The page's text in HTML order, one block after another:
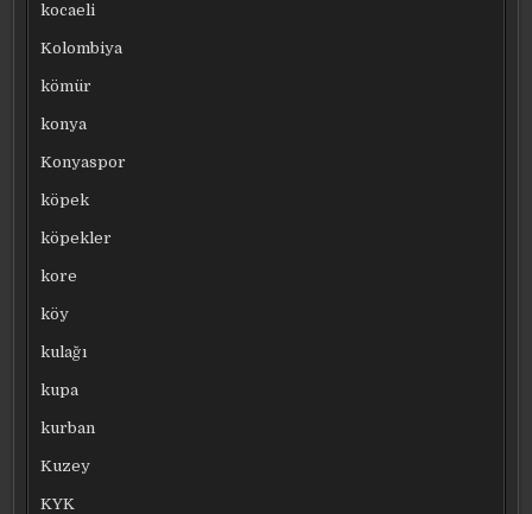
kocaeli
Kolombiya
kömür
konya
Konyaspor
köpek
köpekler
kore
köy
kulağı
kupa
kurban
Kuzey
KYK